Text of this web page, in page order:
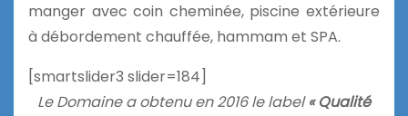
manger avec coin cheminée, piscine extérieure
à débordement chauffée, hammam et SPA.
[smartslider3 slider=184]
Le Domaine a obtenu en 2016 le label« Qualité